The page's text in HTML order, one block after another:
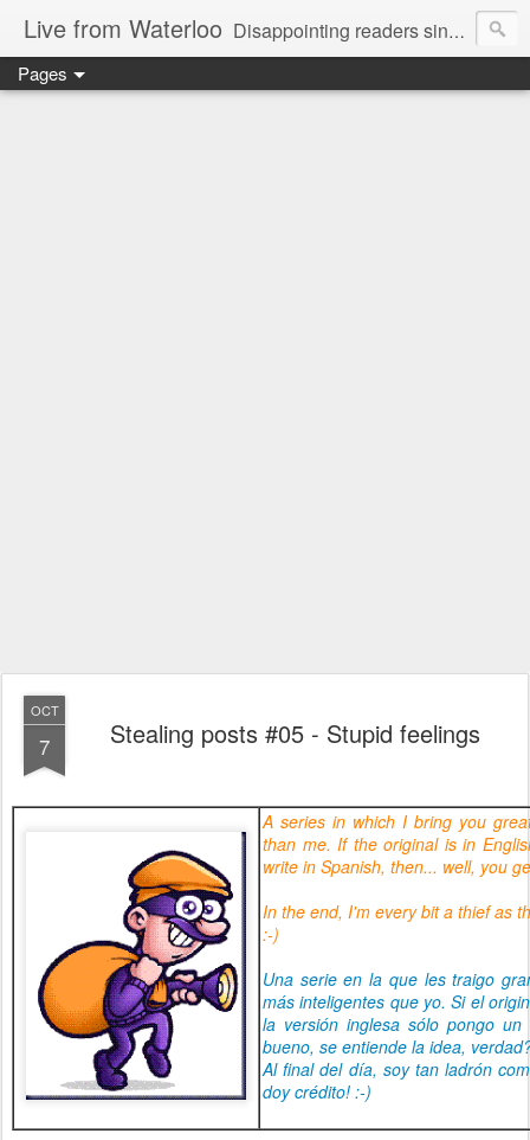
Live from Waterloo Disappointing readers since 2006
Pages
OCT
7 Stealing posts #05 - Stupid feelings
A series in which I bring you
than me.If the original is in
write in Spanish, then... well, you
In the end, I'm every bit a thief as
:-)
Una serie en la que les traigo
más inteligentes que yo.Si el
la versión inglesa sólo pongo
bueno, se entiende la idea,
Al final del día, soy tan ladrón
doy crédito! :-)